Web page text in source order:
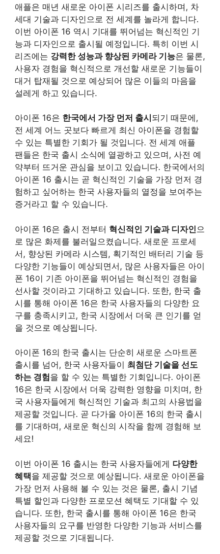
애플은 매년 새로운 아이폰 시리즈를 출시하며, 차
세대 기술과 디자인으로 전 세계를 놀라게 합니다.
이번 아이폰 16 역시 기대를 뛰어넘는 혁신적인 기
능과 디자인으로 출시될 예정입니다. 특히 이번 시
리즈에는 강력한 성능과 향상된 카메라 기능은 물론,
사용자 경험을 혁신적으로 개선할 새로운 기능들이
대거 탑재될 것으로 예상되어 많은 이들의 마음을
설레게 하고 있습니다.
아이폰 16은 한국에서 가장 먼저 출시 되기 때문에,
전 세계 어느 곳보다 빠르게 최신 아이폰을 경험할
수 있는 특별한 기회가 될 것입니다. 전 세계 애플
팬들은 한국 출시 소식에 열광하고 있으며, 사전 예
약부터 뜨거운 관심을 보이고 있습니다. 한국에서의
아이폰 16 출시는 곧 혁신적인 기술을 가장 먼저 경
험하고 싶어하는 한국 사용자들의 열정을 보여주는
증거라고 할 수 있습니다.
아이폰 16은 출시 전부터 혁신적인 기술과 디자인 으
로 많은 화제를 불러일으켰습니다. 새로운 프로세
서, 향상된 카메라 시스템, 획기적인 배터리 기술 등
다양한 기능들이 예상되면서, 많은 사용자들은 아이
폰 16이 기존 아이폰을 뛰어넘는 혁신적인 경험을
선사할 것이라고 기대하고 있습니다. 또한, 한국 출
시를 통해 아이폰 16은 한국 사용자들의 다양한 요
구를 충족시키고, 한국 시장에서 더욱 큰 인기를 얻
을 것으로 예상됩니다.
아이폰 16의 한국 출시는 단순히 새로운 스마트폰
출시를 넘어, 한국 사용자들이 최첨단 기술을 선도
하는 경험을 할 수 있는 특별한 기회입니다. 아이폰
16은 한국 시장에서 더욱 강력한 영향을 미치며, 한
국 사용자들에게 혁신적인 기술과 최고의 사용법을
제공할 것입니다. 곧 다가올 아이폰 16의 한국 출시
를 기대하며, 새로운 혁신의 시작을 함께 경험해 보
세요!
이번 아이폰 16 출시는 한국 사용자들에게 다양한
혜택을 제공할 것으로 예상됩니다. 새로운 아이폰을
가장 먼저 사용해 볼 수 있는 것은 물론, 출시 기념
특별 할인과 다양한 프로모션 혜택도 기대할 수 있
습니다. 또한, 한국 출시를 통해 아이폰 16은 한국
사용자들의 요구를 반영한 다양한 기능과 서비스를
제공할 것으로 기대됩니다.